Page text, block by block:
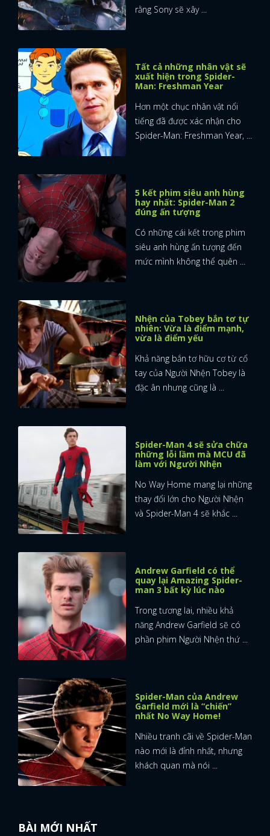
rằng Sony sẽ xây ...
Tất cả những nhân vật sẽ
xuất hiện trong Spider-
Man: Freshman Year
Hơn một chục nhân vật nổi
tiếng đã được xác nhận cho
Spider-Man: Freshman Year, ...
5 kết phim siêu anh hùng
hay nhất: Spider-Man 2
đúng ấn tượng
Có những cái kết trong phim
siêu anh hùng ấn tượng đến
mức mình không thể quên ...
Nhện của Tobey bắn tơ tự
nhiên: Vừa là điểm mạnh,
vừa là điểm yếu
Khả năng bắn tơ hữu cơ từ cổ
tay của Người Nhện Tobey là
đặc ân nhưng cũng là ...
Spider-Man 4 sẽ sửa chữa
những lỗi lầm mà MCU đã
làm với Người Nhện
No Way Home mang lại những
thay đổi lớn cho Người Nhện
và Spider-Man 4 sẽ khắc ...
Andrew Garfield có thể
quay lại Amazing Spider-
man 3 bất kỳ lúc nào
Trong tương lai, nhiều khả
năng Andrew Garfield sẽ có
phần phim Người Nhện thứ ...
Spider-Man của Andrew
Garfield mới là “chiến”
nhất No Way Home!
Nhiều tranh cãi về Spider-Man
nào mới là đỉnh nhất, nhưng
khách quan mà nói ...
BÀI MỚI NHẤT